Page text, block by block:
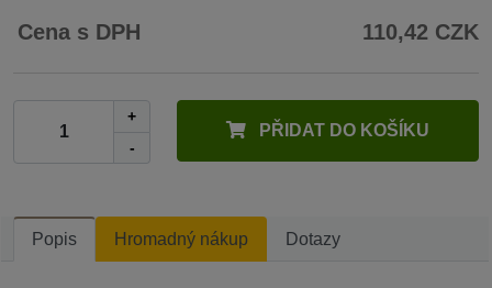
Cena s DPH 110,42 CZK
+
-
PŘIDAT DO KOŠÍKU
Popis Hromadný nákup Dotazy